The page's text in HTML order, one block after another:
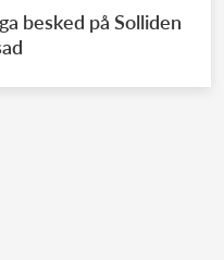
besked på Solliden